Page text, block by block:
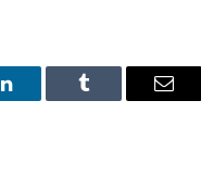
LinkedIn Tumblr
E-